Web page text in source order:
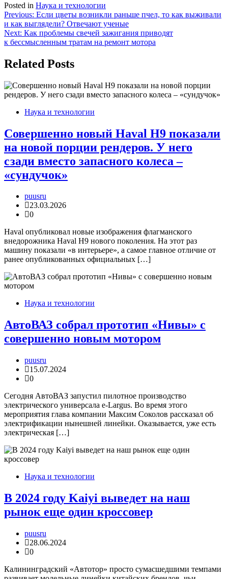
Posted in Наука и технологии
Навигация
по
записям
Previous: Если цветы возникли раньше пчел, то как выживали
и как выглядели? Отвечают ученые
Next: Как проблемы свечей зажигания приводят
к бессмысленным тратам на ремонт мотора
Related Posts
Наука и технологии
Совершенно новый Haval H9 показали
на новой порции рендеров. У него
сзади вместо запасного колеса –
«сундучок»
puusru
23.03.2026
0
Haval опубликовал новые изображения флагманского
внедорожника Haval H9 нового поколения. На этот раз
машину показали «в интерьере», а самое главное отличие от
ранее опубликованных официальных […]
Наука и технологии
АвтоВАЗ собрал прототип «Нивы» с
совершенно новым мотором
puusru
15.07.2024
0
Сегодня АвтоВАЗ запустил пилотное производство
электрического универсала e-Largus. Во время этого
мероприятия глава компании Максим Соколов рассказал об
электрификации нынешней линейки. Оказывается, уже есть
электрическая […]
Наука и технологии
В 2024 году Kaiyi выведет на наш
рынок еще один кроссовер
puusru
28.06.2024
0
Калининградский «Автотор» просто сумасшедшими темпами